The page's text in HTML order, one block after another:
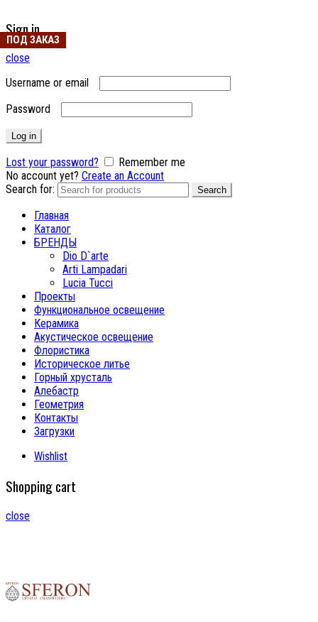
Sign in
close
Username or email
Password
Log in
Lost your password?
Remember me
No account yet? Create an Account
Search for:
Search
Главная
Каталог
БРЕНДЫ
Dio D`arte
Arti Lampadari
Lucia Tucci
Проекты
Функциональное освещение
Керамика
Акустическое освещение
Флористика
Историческое литье
Горный хрусталь
Алебастр
Геометрия
Контакты
Загрузки
Wishlist
Shopping cart
close
ПОД ЗАКАЗ